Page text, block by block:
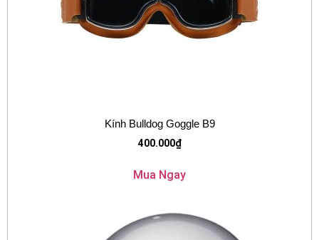
Kính Bulldog Goggle B9
400.000₫
Mua Ngay